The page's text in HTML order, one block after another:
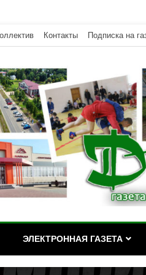
Контакты Подписка на
ЭЛЕКТРОННАЯ ГАЗЕТА